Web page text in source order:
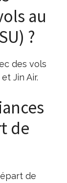
au
?
des vols
Jin Air.
de
de